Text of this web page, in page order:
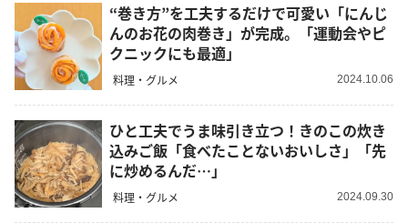
“巻き方”を工夫するだけで可愛い「にんじ
んのお花の肉巻き」が完成。「運動会やピ
クニックにも最適」
料理・グルメ 2024.10.06
ひと工夫でうま味引き立つ！きのこの炊き
込みご飯「食べたことないおいしさ」「先
に炒めるんだ…」
料理・グルメ 2024.09.30